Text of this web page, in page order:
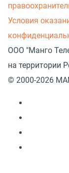
Условия
ООО "Манго
на территории
© 2000-2026